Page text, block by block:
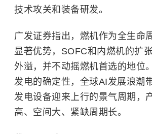
技术攻关和装备研发。
广发证券指出，燃机作为全生命
显著优势，SOFC和内燃机的扩
外溢，并不动摇燃机首选的地位
发电的确定性，全球AI发展浪潮
发电设备迎来上行的景气周期，
高、空间大、紧缺周期长。